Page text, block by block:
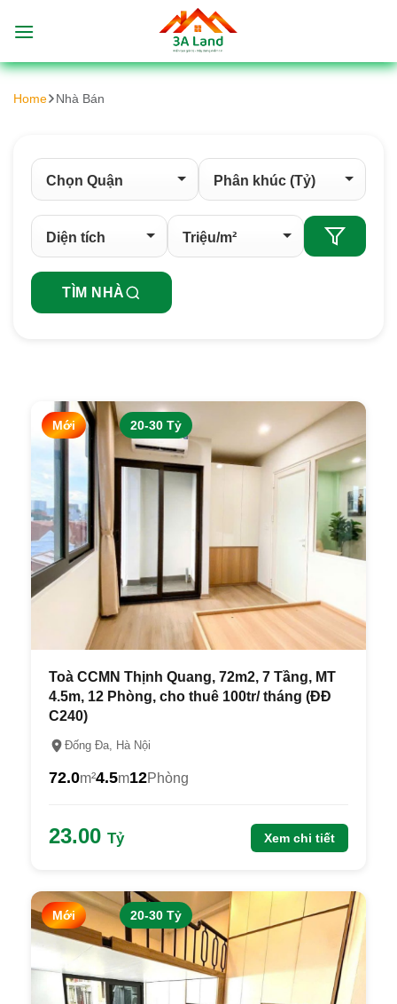
qua
dung
Home Nhà Bán
TÌM NHÀ
Mới 20-30 Tỷ
Toà CCMN Thịnh Quang, 72m2, 7 Tầng, MT
4.5m, 12 Phòng, cho thuê 100tr/ tháng (ĐĐ
C240)
Đống Đa, Hà Nội
72.0m²4.5m12Phòng
23.00 Tỷ Xem chi tiết
Mới 20-30 Tỷ